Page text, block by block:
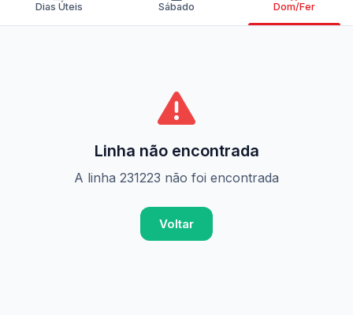
Dias Úteis Sábado Dom/Fer
Linha não encontrada
A linha 231223 não foi encontrada
Voltar